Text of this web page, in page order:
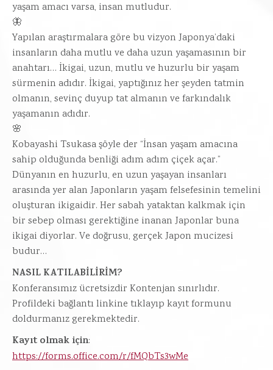
yaşam amacı varsa, insan mutludur.
🦋
Yapılan araştırmalara göre bu vizyon Japonya’daki
insanların daha mutlu ve daha uzun yaşamasının bir
anahtarı… İkigai, uzun, mutlu ve huzurlu bir yaşam
sürmenin adıdır. İkigai, yaptığınız her şeyden tatmin
olmanın, sevinç duyup tat almanın ve farkındalık
yaşamanın adıdır.
🌸
Kobayashi Tsukasa şöyle der “İnsan yaşam amacına
sahip olduğunda benliği adım adım çiçek açar.”
Dünyanın en huzurlu, en uzun yaşayan insanları
arasında yer alan Japonların yaşam felsefesinin temelini
oluşturan ikigaidir. Her sabah yataktan kalkmak için
bir sebep olması gerektiğine inanan Japonlar buna
ikigai diyorlar. Ve doğrusu, gerçek Japon mucizesi
budur…
NASIL KATILABİLİRİM?
Konferansımız ücretsizdir Kontenjan sınırlıdır.
Profildeki bağlantı linkine tıklayıp kayıt formunu
doldurmanız gerekmektedir.
Kayıt olmak için:
https://forms.office.com/r/fMQbTs3wMe